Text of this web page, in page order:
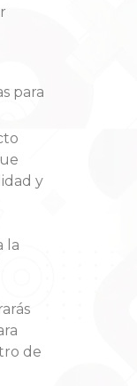
para
y
la
de